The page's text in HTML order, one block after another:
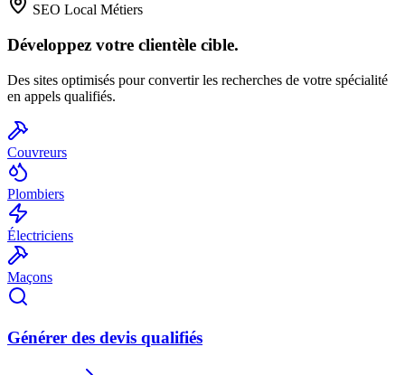
SEO Local Métiers
Développez votre clientèle cible.
Des sites optimisés pour convertir les recherches de votre spécialité
en appels qualifiés.
Couvreurs
Plombiers
Électriciens
Maçons
Générer des devis qualifiés